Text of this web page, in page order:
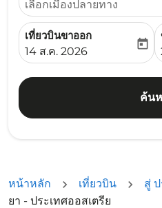
เลือกเมืองปลายทาง
เที่ยวบินขาออก
fc-booking-departure-
14 ส.ค. 2026
today
ค้น
หน้าหลัก เที่ยวบิน สู่
ยา - ประเทศออสเตรีย